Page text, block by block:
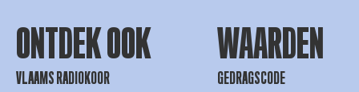
ONTDEK OOK
VLAAMS RADIOKOOR
WAARDEN
GEDRAGSCODE